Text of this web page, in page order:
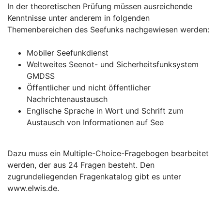
In der theoretischen Prüfung müssen ausreichende
Kenntnisse unter anderem in folgenden
Themenbereichen des Seefunks nachgewiesen werden:
Mobiler Seefunkdienst
Weltweites Seenot- und Sicherheitsfunksystem
GMDSS
Öffentlicher und nicht öffentlicher
Nachrichtenaustausch
Englische Sprache in Wort und Schrift zum
Austausch von Informationen auf See
Dazu muss ein Multiple-Choice-Fragebogen bearbeitet
werden, der aus 24 Fragen besteht. Den
zugrundeliegenden Fragenkatalog gibt es unter
www.elwis.de.